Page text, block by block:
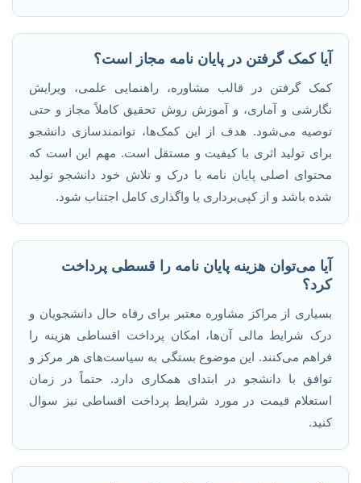
آیا کمک گرفتن در پایان نامه مجاز است؟
کمک گرفتن در قالب مشاوره، راهنمایی علمی، ویرایش
نگارشی و آماری، و آموزش روش تحقیق کاملاً مجاز و حتی
توصیه می‌شود. هدف از این کمک‌ها، توانمندسازی دانشجو
برای تولید اثری با کیفیت و مستقل است. مهم این است که
محتوای اصلی پایان نامه با درک و تلاش خود دانشجو تولید
شده باشد و از کپی‌برداری یا واگذاری کامل اجتناب شود.
آیا می‌توان هزینه پایان نامه را قسطی پرداخت
کرد؟
بسیاری از مراکز مشاوره معتبر برای رفاه حال دانشجویان و
درک شرایط مالی آن‌ها، امکان پرداخت اقساطی هزینه را
فراهم می‌کنند. این موضوع بستگی به سیاست‌های هر مرکز و
توافق با دانشجو در ابتدای همکاری دارد. حتماً در زمان
استعلام قیمت در مورد شرایط پرداخت اقساطی نیز سوال
کنید.